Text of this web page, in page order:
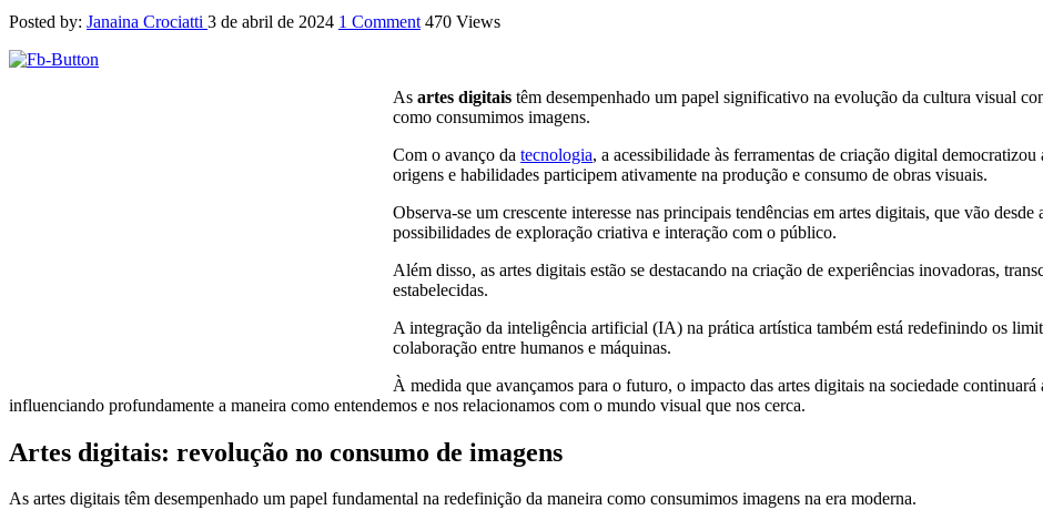
Posted by: Janaina Crociatti 3 de abril de 2024 1 Comment 470 Views
As artes digitais têm desempenhado um papel significativo na evolução da cultura visual
como consumimos imagens.
Com o avanço da tecnologia, a acessibilidade às ferramentas de criação digital
origens e habilidades participem ativamente na produção e consumo de obras visuais.
Observa-se um crescente interesse nas principais tendências em artes digitais, que vão
possibilidades de exploração criativa e interação com o público.
Além disso, as artes digitais estão se destacando na criação de experiências inovadoras,
estabelecidas.
A integração da inteligência artificial (IA) na prática artística também está redefinindo os
colaboração entre humanos e máquinas.
À medida que avançamos para o futuro, o impacto das artes digitais na sociedade
influenciando profundamente a maneira como entendemos e nos relacionamos com o mundo visual que nos cerca.
Artes digitais: revolução no consumo de imagens
As artes digitais têm desempenhado um papel fundamental na redefinição da maneira como consumimos imagens na era moderna.